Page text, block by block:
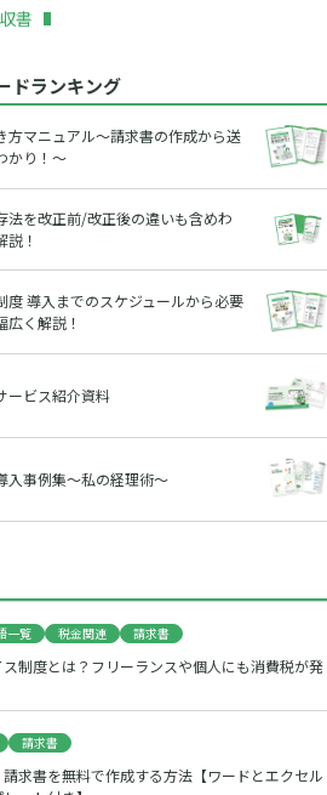
書
ドランキング
方マニュアル～請求書の作成から送
かり！～
法を改正前/改正後の違いも含めわ
説！
度 導入までのスケジュールから必要
広く解説！
ービス紹介資料
入事例集～私の経理術～
一覧 税金関連 請求書
ス制度とは？フリーランスや個人にも消費税が発
請求書
求書を無料で作成する方法【ワードとエクセル